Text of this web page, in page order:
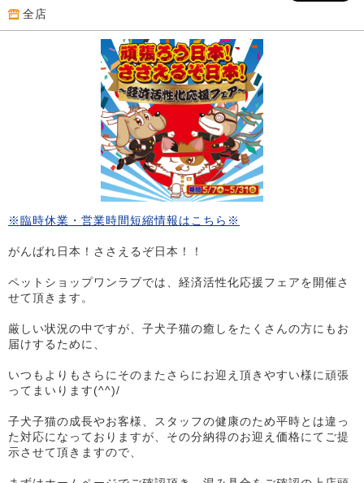
全店
※臨時休業・営業時間短縮情報はこちら※
がんばれ日本！ささえるぞ日本！！
ペットショップワンラブでは、経済活性化応援フェアを開催さ
せて頂きます。
厳しい状況の中ですが、子犬子猫の癒しをたくさんの方にもお
届けするために、
いつもよりもさらにそのまたさらにお迎え頂きやすい様に頑張
ってまいります(^^)/
子犬子猫の成長やお客様、スタッフの健康のため平時とは違っ
た対応になっておりますが、その分納得のお迎え価格にてご提
示させて頂きますので、